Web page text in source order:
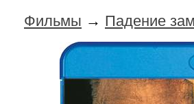
Фильмы → Падение